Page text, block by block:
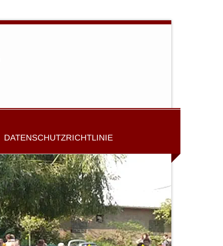
DATENSCHUTZRICHTLINIE